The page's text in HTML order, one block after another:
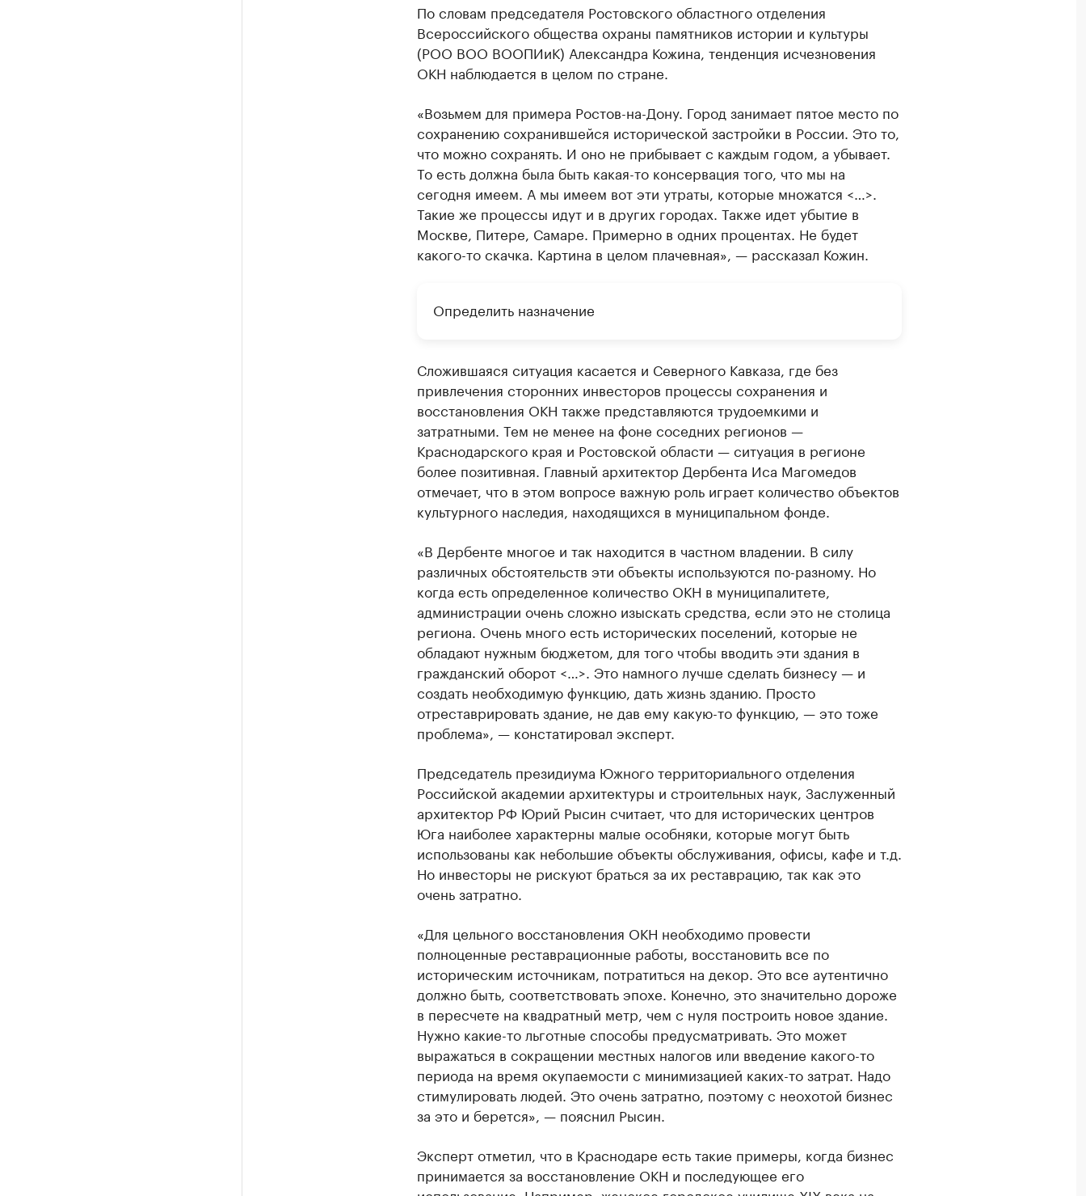
По словам председателя Ростовского областного отделения
Всероссийского общества охраны памятников истории и культуры
(РОО ВОО ВООПИиК) Александра Кожина, тенденция исчезновения
ОКН наблюдается в целом по стране.
«Возьмем для примера Ростов-на-Дону. Город занимает пятое место по
сохранению сохранившейся исторической застройки в России. Это то,
что можно сохранять. И оно не прибывает с каждым годом, а убывает.
То есть должна была быть какая-то консервация того, что мы на
сегодня имеем. А мы имеем вот эти утраты, которые множатся <…>.
Такие же процессы идут и в других городах. Также идет убытие в
Москве, Питере, Самаре. Примерно в одних процентах. Не будет
какого-то скачка. Картина в целом плачевная», — рассказал Кожин.
Определить назначение
Сложившаяся ситуация касается и Северного Кавказа, где без
привлечения сторонних инвесторов процессы сохранения и
восстановления ОКН также представляются трудоемкими и
затратными. Тем не менее на фоне соседних регионов —
Краснодарского края и Ростовской области — ситуация в регионе
более позитивная. Главный архитектор Дербента Иса Магомедов
отмечает, что в этом вопросе важную роль играет количество объектов
культурного наследия, находящихся в муниципальном фонде.
«В Дербенте многое и так находится в частном владении. В силу
различных обстоятельств эти объекты используются по-разному. Но
когда есть определенное количество ОКН в муниципалитете,
администрации очень сложно изыскать средства, если это не столица
региона. Очень много есть исторических поселений, которые не
обладают нужным бюджетом, для того чтобы вводить эти здания в
гражданский оборот <…>. Это намного лучше сделать бизнесу — и
создать необходимую функцию, дать жизнь зданию. Просто
отреставрировать здание, не дав ему какую-то функцию, — это тоже
проблема», — констатировал эксперт.
Председатель президиума Южного территориального отделения
Российской академии архитектуры и строительных наук, Заслуженный
архитектор РФ Юрий Рысин считает, что для исторических центров
Юга наиболее характерны малые особняки, которые могут быть
использованы как небольшие объекты обслуживания, офисы, кафе и т.д.
Но инвесторы не рискуют браться за их реставрацию, так как это
очень затратно.
«Для цельного восстановления ОКН необходимо провести
полноценные реставрационные работы, восстановить все по
историческим источникам, потратиться на декор. Это все аутентично
должно быть, соответствовать эпохе. Конечно, это значительно дороже
в пересчете на квадратный метр, чем с нуля построить новое здание.
Нужно какие-то льготные способы предусматривать. Это может
выражаться в сокращении местных налогов или введение какого-то
периода на время окупаемости с минимизацией каких-то затрат. Надо
стимулировать людей. Это очень затратно, поэтому с неохотой бизнес
за это и берется», — пояснил Рысин.
Эксперт отметил, что в Краснодаре есть такие примеры, когда бизнес
принимается за восстановление ОКН и последующее его